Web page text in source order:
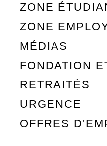
ZONE
ZONE
MÉDIAS
FONDATION
RETRAITÉS
URGENCE
OFFRES